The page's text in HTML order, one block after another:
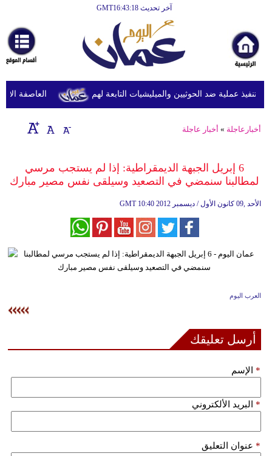
آخر تحديث GMT16:43:18
أخبارعاجلة
رياضة
ثقافة
إقتصاد
وموسيقى
أزياء
سياحة
ديكور
مرأة
العاصفة عملية ضد الحوثيين والميليشيات التابعة لهم
أخبارعاجلة » أخبار عاجلة
6 إبريل الجبهة الديمقراطية: إذا لم يستجب مرسي
لمطالبنا سنمضي في التصعيد وسيلقى نفس مصير مبارك
GMT 10:40 2012 الأحد ,09 كانون الأول / ديسمبر
العرب اليوم
أرسل تعليقك
الإسم *
البريد الألكتروني *
عنوان التعليق *